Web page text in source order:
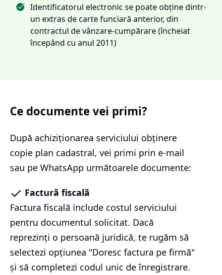
Identificatorul electronic se poate obține dintr-
un extras de carte funciară anterior, din
contractul de vânzare-cumpărare (încheiat
începând cu anul 2011)
Ce documente vei primi?
După achiziționarea serviciului obținere
copie plan cadastral, vei primi prin e-mail
sau pe WhatsApp următoarele documente:
Factură fiscală
Factura fiscală include costul serviciului
pentru documentul solicitat. Dacă
reprezinți o persoană juridică, te rugăm să
selectezi opțiunea "Doresc factura pe firmă"
și să completezi codul unic de înregistrare.